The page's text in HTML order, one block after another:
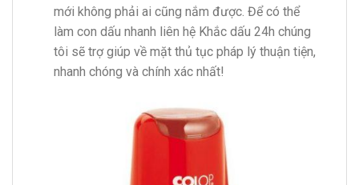
mới không phải ai cũng nắm được. Để có thể
làm con dấu nhanh liên hệ Khắc dấu 24h chúng
tôi sẽ trợ giúp về mặt thủ tục pháp lý thuận tiện,
nhanh chóng và chính xác nhất!